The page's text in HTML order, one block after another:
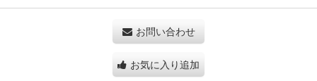
お問い合わせ
お気に入り追加